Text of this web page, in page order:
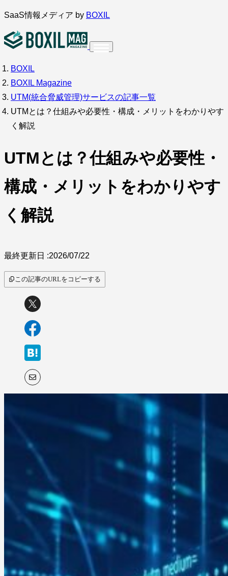
内
を
キ
ッ
プ
SaaS情報メディア by BOXIL
インタビュー
調査・アンケート
す
BOXIL
BOXIL Magazine
UTM(統合脅威管理)サービスの記事一覧
UTMとは？仕組みや必要性・構成・メリットをわかりやす
く解説
UTMとは？仕組みや必要性・
構成・メリットをわかりやす
く解説
最終更新日 :2026/07/22
この記事のURLをコピーする